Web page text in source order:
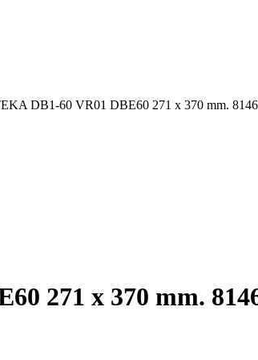
DB1-60 VR01 DBE60 271 x 370 mm.
271 x 370 mm.